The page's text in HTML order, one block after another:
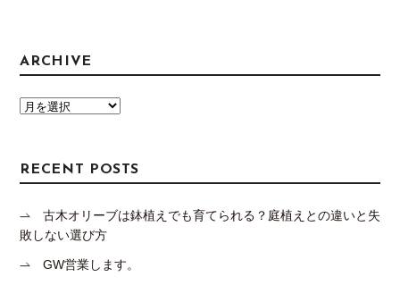
ARCHIVE
RECENT POSTS
古木オリーブは鉢植えでも育てられる？庭植えとの違いと失
敗しない選び方
GW営業します。